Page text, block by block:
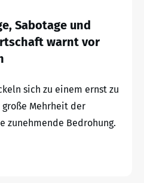
Sabotage und
warnt vor
sich zu einem ernst zu
Mehrheit der
zunehmende Bedrohung.